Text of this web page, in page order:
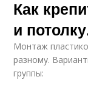
Как
и
Монтаж
разному.
группы: